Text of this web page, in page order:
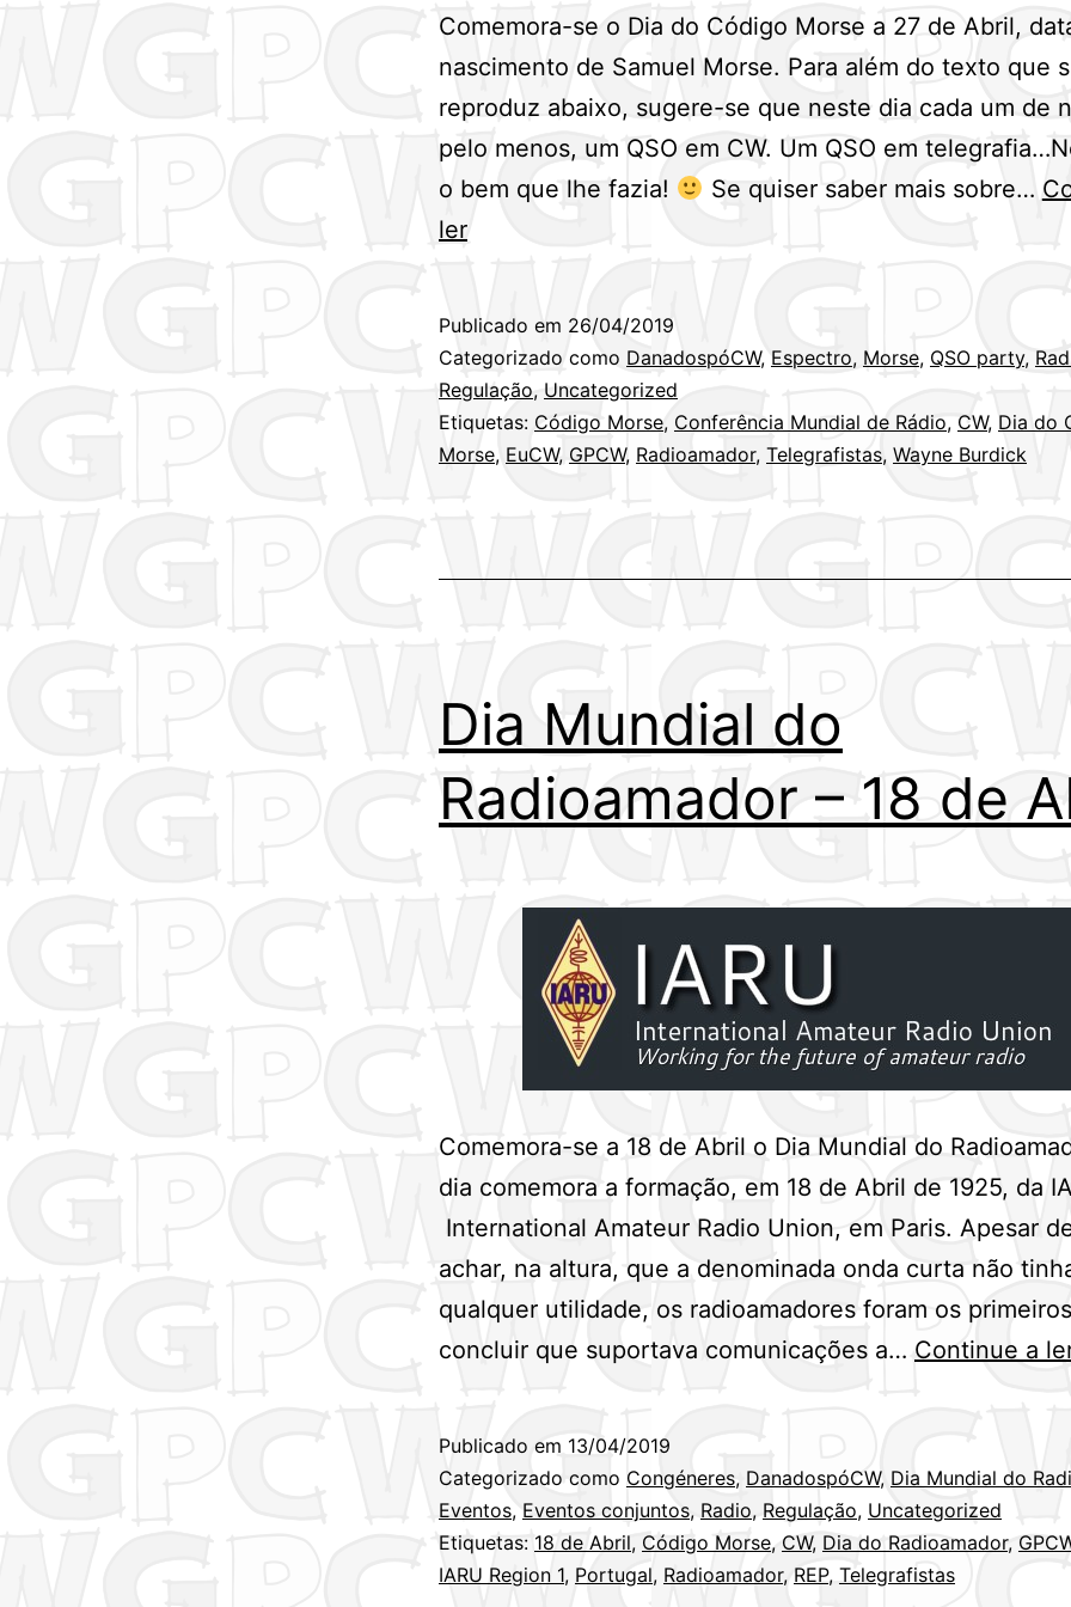
Comemora-se o Dia do Código Morse a 27 de Abril,
nascimento de Samuel Morse. Para além do texto que
reproduz abaixo, sugere-se que neste dia cada um de
pelo menos, um QSO em CW. Um QSO em
o bem que lhe fazia!
Se quiser saber mais sobre…
lerDia
Código
Morse
–
27
Publicado em 26/04/2019
Categorizado como DanadospóCW, Espectro, Morse, QSO party,
Regulação, Uncategorized
Etiquetas: Código Morse, Conferência Mundial de Rádio, CW, Dia do
Morse, EuCW, GPCW, Radioamador, Telegrafistas, Wayne Burdick
Dia Mundial do
Radioamador – 18 de
Comemora-se a 18 de Abril o Dia Mundial do
dia comemora a formação, em 18 de Abril de 1925, da
International Amateur Radio Union, em Paris. Apesar
achar, na altura, que a denominada onda curta não
qualquer utilidade, os radioamadores foram os
concluir que suportava comunicações a… Continue a
Publicado em 13/04/2019
Categorizado como Congéneres, DanadospóCW, Dia Mundial do
Eventos, Eventos conjuntos, Radio, Regulação, Uncategorized
Etiquetas: 18 de Abril, Código Morse, CW, Dia do Radioamador,
IARU Region 1, Portugal, Radioamador, REP, Telegrafistas